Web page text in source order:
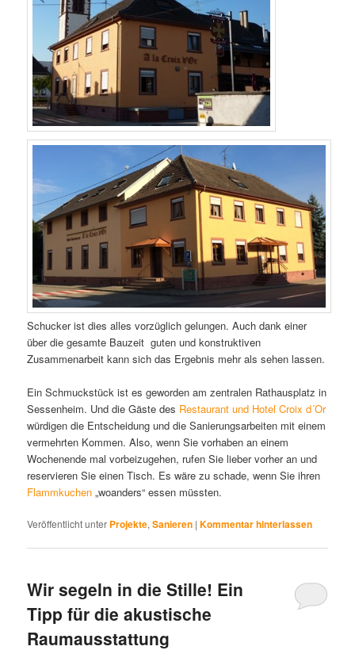
Schucker ist dies alles vorzüglich gelungen. Auch dank einer
über die gesamte Bauzeit guten und konstruktiven
Zusammenarbeit kann sich das Ergebnis mehr als sehen lassen.
Ein Schmuckstück ist es geworden am zentralen Rathausplatz in
Sessenheim. Und die Gäste des Restaurant und Hotel Croix d´Or
würdigen die Entscheidung und die Sanierungsarbeiten mit einem
vermehrten Kommen. Also, wenn Sie vorhaben an einem
Wochenende mal vorbeizugehen, rufen Sie lieber vorher an und
reservieren Sie einen Tisch. Es wäre zu schade, wenn Sie ihren
Flammkuchen „woanders“ essen müssten.
Veröffentlicht unter Projekte,Sanieren |Kommentar hinterlassen
Wir segeln in die Stille! Ein
Tipp für die akustische
Raumausstattung